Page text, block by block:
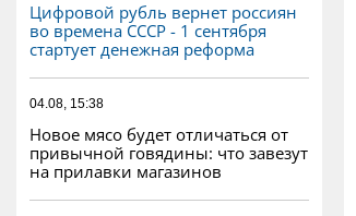
Цифровой рубль вернет россиян
во времена СССР - 1 сентября
стартует денежная реформа
04.08, 15:38
Новое мясо будет отличаться от
привычной говядины: что завезут
на прилавки магазинов